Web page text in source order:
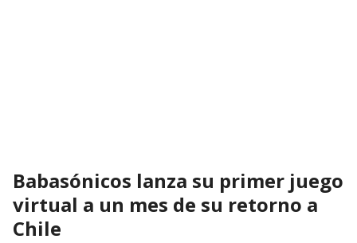
Babasónicos lanza su primer juego
virtual a un mes de su retorno a
Chile